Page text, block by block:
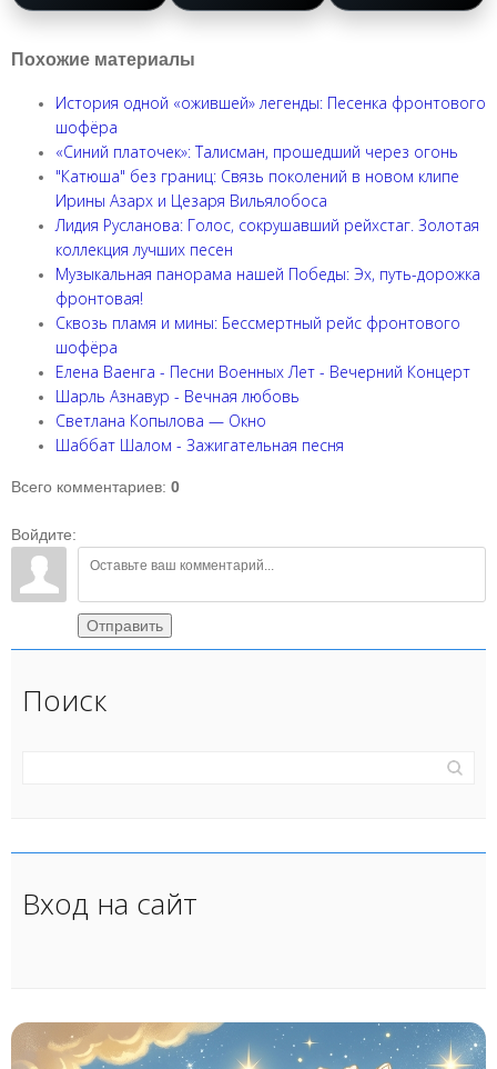
Похожие материалы
История одной «ожившей» легенды: Песенка фронтового
шофёра
«Синий платочек»: Талисман, прошедший через огонь
"Катюша" без границ: Связь поколений в новом клипе
Ирины Азарх и Цезаря Вильялобоса
Лидия Русланова: Голос, сокрушавший рейхстаг. Золотая
коллекция лучших песен
Музыкальная панорама нашей Победы: Эх, путь-дорожка
фронтовая!
Сквозь пламя и мины: Бессмертный рейс фронтового
шофёра
Елена Ваенга - Песни Военных Лет - Вечерний Концерт
Шарль Азнавур - Вечная любовь
Светлана Копылова — Окно
Шаббат Шалом - Зажигательная песня
Всего комментариев: 0
Войдите:
Отправить
Поиск
Вход на сайт